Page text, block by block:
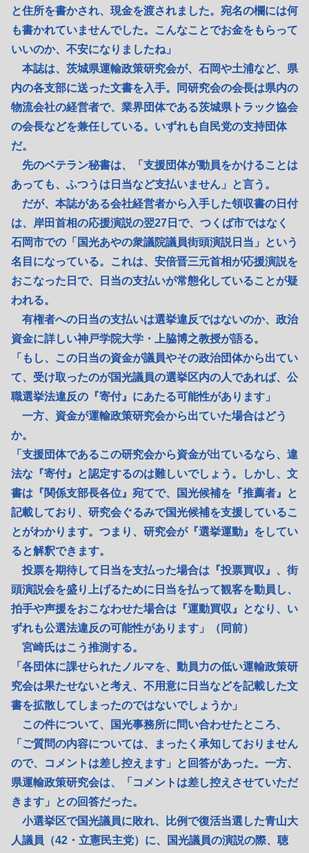
と住所を書かされ、現金を渡されました。宛名の欄には何
も書かれていませんでした。こんなことでお金をもらって
いいのか、不安になりましたね」
本誌は、茨城県運輸政策研究会が、石岡や土浦など、県
内の各支部に送った文書を入手。同研究会の会長は県内の
物流会社の経営者で、業界団体である茨城県トラック協会
の会長などを兼任している。いずれも自民党の支持団体
だ。
先のベテラン秘書は、「支援団体が動員をかけることは
あっても、ふつうは日当など支払いません」と言う。
だが、本誌がある会社経営者から入手した領収書の日付
は、岸田首相の応援演説の翌27日で、つくば市ではなく
石岡市での「国光あやの衆議院議員街頭演説日当」という
名目になっている。これは、安倍晋三元首相が応援演説を
おこなった日で、日当の支払いが常態化していることが疑
われる。
有権者への日当の支払いは選挙違反ではないのか、政治
資金に詳しい神戸学院大学・上脇博之教授が語る。
「もし、この日当の資金が議員やその政治団体から出てい
て、受け取ったのが国光議員の選挙区内の人であれば、公
職選挙法違反の『寄付』にあたる可能性があります」
一方、資金が運輸政策研究会から出ていた場合はどう
か。
「支援団体であるこの研究会から資金が出ているなら、違
法な『寄付』と認定するのは難しいでしょう。しかし、文
書は『関係支部長各位』宛てで、国光候補を『推薦者』と
記載しており、研究会ぐるみで国光候補を支援しているこ
とがわかります。つまり、研究会が『選挙運動』をしてい
ると解釈できます。
投票を期待して日当を支払った場合は『投票買収』、街
頭演説会を盛り上げるために日当を払って観客を動員し、
拍手や声援をおこなわせた場合は『運動買収』となり、い
ずれも公選法違反の可能性があります」（同前）
宮崎氏はこう推測する。
「各団体に課せられたノルマを、動員力の低い運輸政策研
究会は果たせないと考え、不用意に日当などを記載した文
書を拡散してしまったのではないでしょうか」
この件について、国光事務所に問い合わせたところ、
「ご質問の内容については、まったく承知しておりません
ので、コメントは差し控えます」と回答があった。一方、
県運輸政策研究会は、「コメントは差し控えさせていただ
きます」との回答だった。
小選挙区で国光議員に敗れ、比例で復活当選した青山大
人議員（42・立憲民主党）に、国光議員の演説の際、聴